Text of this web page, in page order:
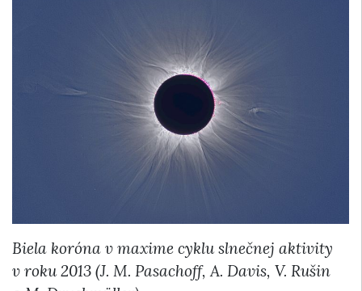
Biela koróna v maxime cyklu slnečnej aktivity
v roku 2013 (J. M. Pasachoff, A. Davis, V. Rušin